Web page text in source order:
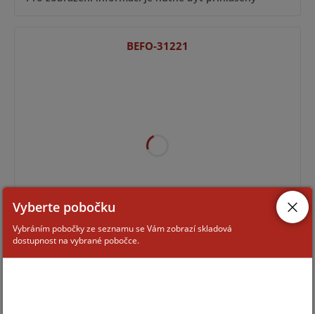
BEFO-31221
Pro zobrazení informací je nutné být přihlášený
Vyberte pobočku
Vybráním pobočky ze seznamu se Vám zobrazí skladová
dostupnost na vybrané pobočce.